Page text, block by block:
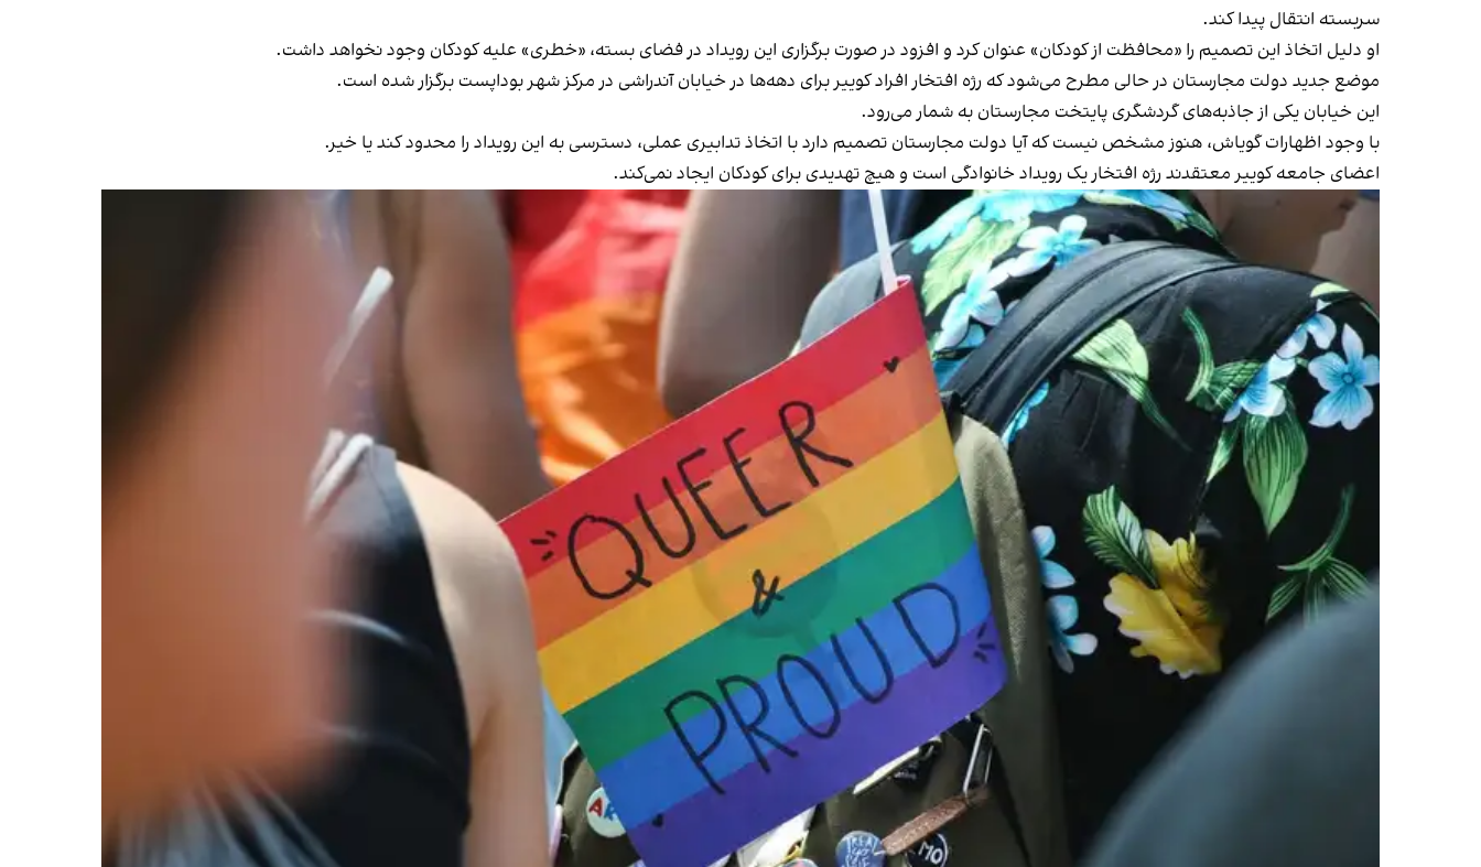
سربسته انتقال پیدا کند.
او دلیل اتخاذ این تصمیم را «محافظت از کودکان» عنوان کرد و افزود در صورت برگزاری این رویداد در فضای بسته، «خطری» علیه کودکان وجود نخواهد داشت.
موضع جدید دولت مجارستان در حالی مطرح می‌شود که رژه افتخار افراد کوییر برای دهه‌ها در خیابان آندراشی در مرکز شهر بوداپست برگزار شده است.
این خیابان یکی از جاذبه‌های گردشگری پایتخت مجارستان به شمار می‌رود.
با وجود اظهارات گویاش، هنوز مشخص نیست که آیا دولت مجارستان تصمیم دارد با اتخاذ تدابیری عملی، دسترسی به این رویداد را محدود کند یا خیر.
اعضای جامعه کوییر معتقدند رژه افتخار یک رویداد خانوادگی است و هیچ تهدیدی برای کودکان ایجاد نمی‌کند.